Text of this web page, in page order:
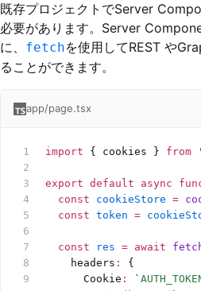
既存プロジェクトでServer
必要があります。Server
に、 fetchを使用してREST や
ることができます。
app/page.tsx
import { cookies } from '
export default async
  const
cookieStore =
  const
token =
  const
res = await
    headers
:
{
      Cookie
: `